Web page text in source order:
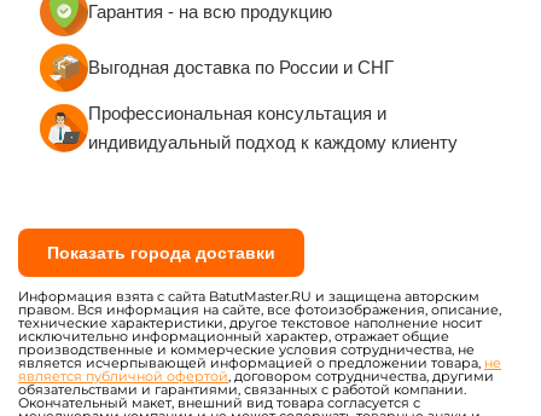
Гарантия - на всю продукцию
Выгодная доставка по России и СНГ
Профессиональная консультация и
индивидуальный подход к каждому клиенту
Показать города доставки
Информация взята с сайта BatutMaster.RU и защищена авторским
правом. Вся информация на сайте, все фотоизображения, описание,
технические характеристики, другое текстовое наполнение носит
исключительно информационный характер, отражает общие
производственные и коммерческие условия сотрудничества, не
является исчерпывающей информацией о предложении товара, не
является публичной офертой, договором сотрудничества, другими
обязательствами и гарантиями, связанных с работой компании.
Окончательный макет, внешний вид товара согласуется с